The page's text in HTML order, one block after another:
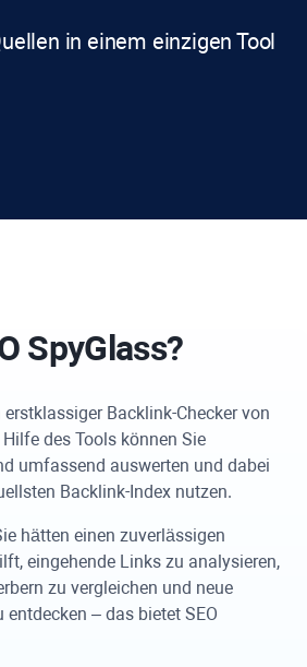
in einem einzigen Tool
SpyGlass?
erstklassiger Backlink-Checker von
des Tools können Sie
umfassend auswerten und dabei
Backlink-Index nutzen.
hätten einen zuverlässigen
eingehende Links zu analysieren,
zu vergleichen und neue
– das bietet SEO